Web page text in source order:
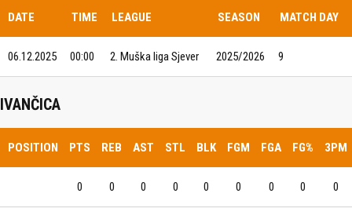
DATE TIME LEAGUE SEASON MATCH DAY
06.12.2025 00:00 2. Muška liga Sjever 2025/2026 9
IVANČICA
POSITION PTS REB AST STL BLK FGM FGA FG% 3PM
0 0 0 0 0 0 0 0 0